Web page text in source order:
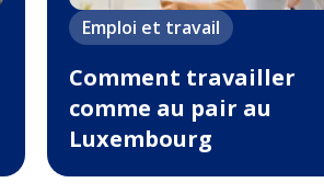
Emploi et travail
Comment travailler
comme au pair au
Luxembourg